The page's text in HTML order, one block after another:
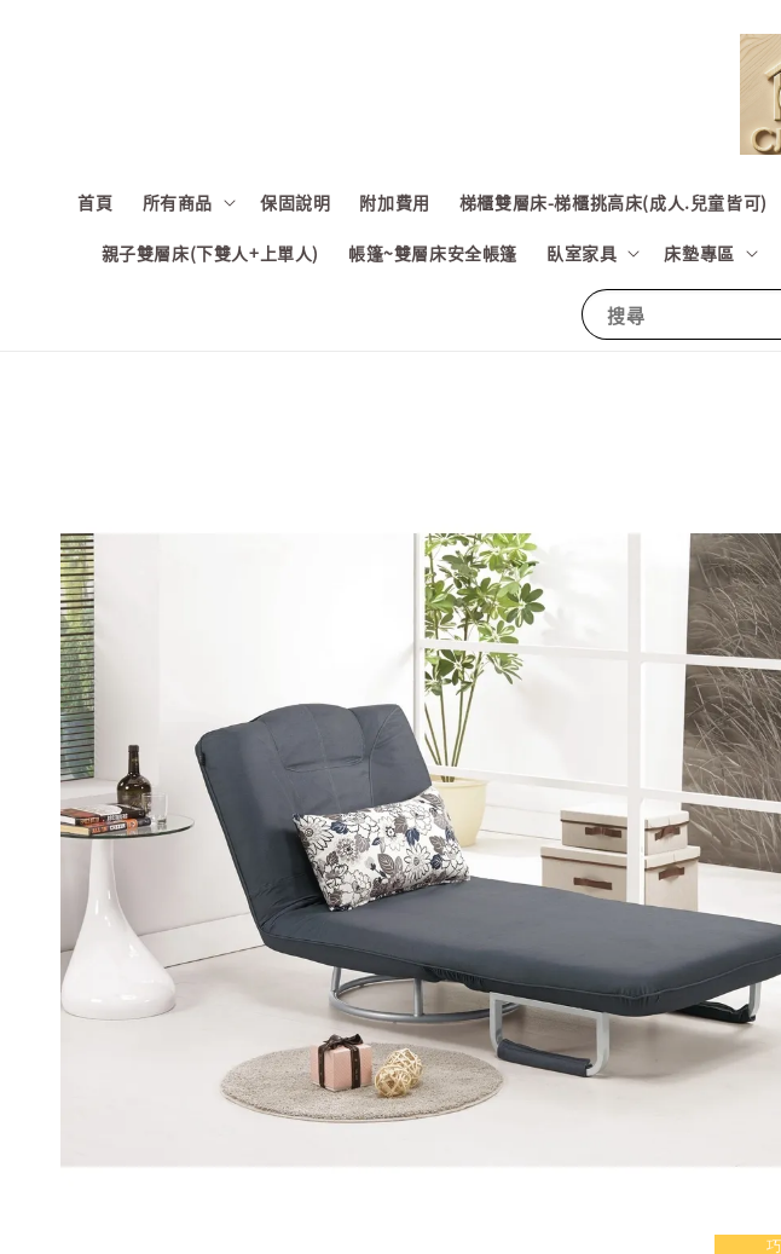
搜尋
首頁 所有商品 保固說明 附加費用 梯櫃雙層床-梯櫃挑高床(成人.兒童皆可)
親子雙層床(下雙人+上單人) 帳篷~雙層床安全帳篷 臥室家具 床墊專區